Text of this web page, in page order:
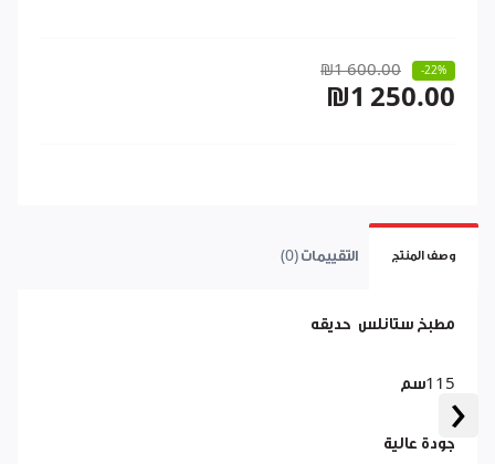
‹
₪1 600.00 -22%
₪1 250.00
وصف المنتج التقييمات (0)
مطبخ ستانلس حديقه
115سم
جودة عالية